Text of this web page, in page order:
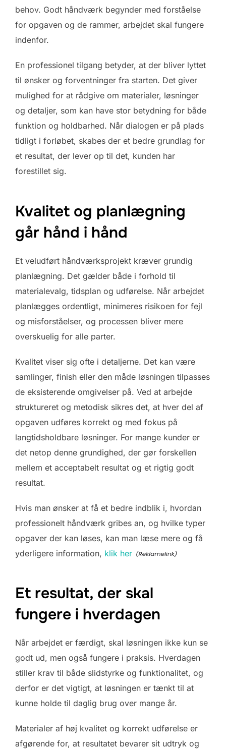
behov. Godt håndværk begynder med forståelse
for opgaven og de rammer, arbejdet skal fungere
indenfor.
En professionel tilgang betyder, at der bliver lyttet
til ønsker og forventninger fra starten. Det giver
mulighed for at rådgive om materialer, løsninger
og detaljer, som kan have stor betydning for både
funktion og holdbarhed. Når dialogen er på plads
tidligt i forløbet, skabes der et bedre grundlag for
et resultat, der lever op til det, kunden har
forestillet sig.
Kvalitet og planlægning
går hånd i hånd
Et veludført håndværksprojekt kræver grundig
planlægning. Det gælder både i forhold til
materialevalg, tidsplan og udførelse. Når arbejdet
planlægges ordentligt, minimeres risikoen for fejl
og misforståelser, og processen bliver mere
overskuelig for alle parter.
Kvalitet viser sig ofte i detaljerne. Det kan være
samlinger, finish eller den måde løsningen tilpasses
de eksisterende omgivelser på. Ved at arbejde
struktureret og metodisk sikres det, at hver del af
opgaven udføres korrekt og med fokus på
langtidsholdbare løsninger. For mange kunder er
det netop denne grundighed, der gør forskellen
mellem et acceptabelt resultat og et rigtig godt
resultat.
Hvis man ønsker at få et bedre indblik i, hvordan
professionelt håndværk gribes an, og hvilke typer
opgaver der kan løses, kan man læse mere og få
yderligere information, klik her
Et resultat, der skal
fungere i hverdagen
Når arbejdet er færdigt, skal løsningen ikke kun se
godt ud, men også fungere i praksis. Hverdagen
stiller krav til både slidstyrke og funktionalitet, og
derfor er det vigtigt, at løsningen er tænkt til at
kunne holde til daglig brug over mange år.
Materialer af høj kvalitet og korrekt udførelse er
afgørende for, at resultatet bevarer sit udtryk og